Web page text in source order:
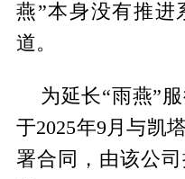
燕”本身没有推进
道。
为延长“雨燕”
于2025年9月与凯
署合同，由该公